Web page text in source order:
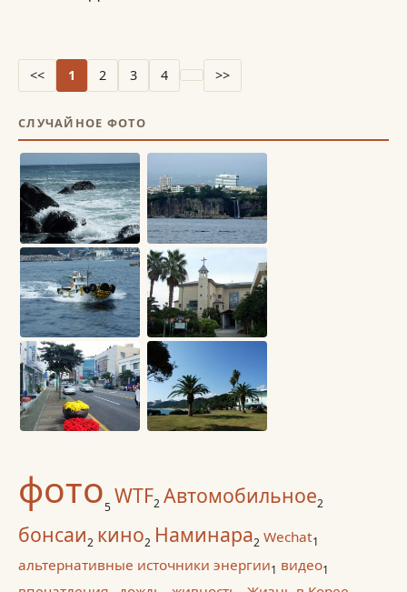
<< 1 2 3 4 >>
СЛУЧАЙНОЕ ФОТО
фото5 WTF2 Автомобильное2
бонсаи2 кино2 Наминара2 Wechat1
альтернативные источники энергии1 видео1